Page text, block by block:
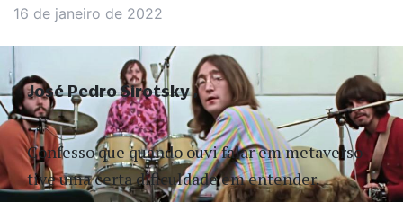
16 de janeiro de 2022
Confesso que quando ouvi falar em metaverso
tive uma certa dificuldade em entender.
José Pedro Sirotsky